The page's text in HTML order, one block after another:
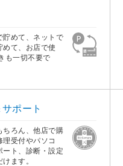
貯めて、ネットで
めて、お店で使
も一切不要で
ポート
ちろん、他店で購
理受付やパソコ
ート、診断・設定
ます。